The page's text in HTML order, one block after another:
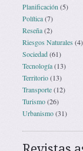
Planificación (5)
Política(7)
Reseña(2)
Riesgos Naturales (4)
Sociedad(61)
Tecnología(13)
Territorio(13)
Transporte(12)
Turismo(26)
Urbanismo(31)